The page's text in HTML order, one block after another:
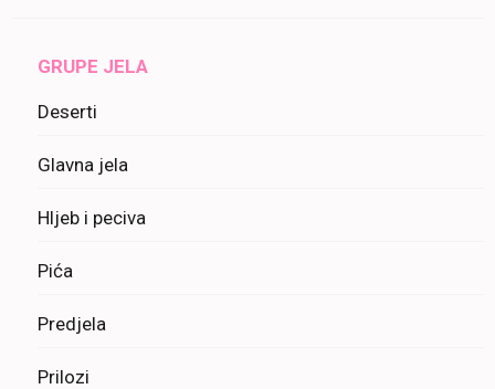
GRUPE JELA
Deserti
Glavna jela
Hljeb i peciva
Pića
Predjela
Prilozi